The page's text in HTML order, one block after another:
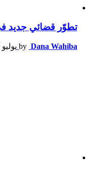
تطوّر قضائي جديد
by Dana Wahiba يوليو 19, 2023, 2:36 م